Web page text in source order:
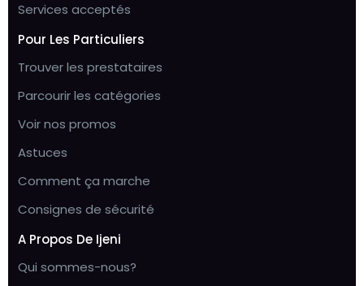
Services acceptés
Pour Les Particuliers
Trouver les prestataires
Parcourir les catégories
Voir nos promos
Astuces
Comment ça marche
Consignes de sécurité
A Propos De Ijeni
Qui sommes-nous?